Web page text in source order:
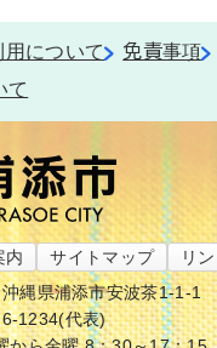
用について 免責事項
て
内 サイトマップ リ
沖縄県浦添市安波茶1-1-1
1234(代表)